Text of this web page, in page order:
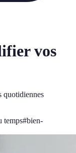
vos
quotidiennes
temps#bien-